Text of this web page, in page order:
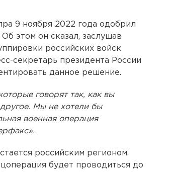
9 ноября 2022 года одобрил
этом он сказал, заслушав
российских войск
секретарь президента России
данное решение.
говорят так, как вы
другое. Мы не хотели бы
военная операция
российским регионом.
будет проводиться до